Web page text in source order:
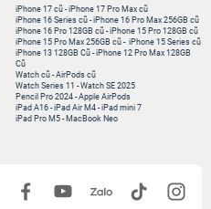
iPhone 17 cũ -iPhone 17 Pro Max cũ
iPhone 16 Series cũ - iPhone 16 Pro Max 256GB cũ
iPhone 16 Pro 128GB cũ -iPhone 15 Pro 128GB cũ
iPhone 15 Pro Max 256GB cũ - iPhone 15 Series cũ
iPhone 13 128GB Cũ -iPhone 12 Pro Max 128GB
Cũ
Watch cũ -AirPods cũ
Watch Series 11 -Watch SE 2025
Pencil Pro 2024 -Apple AirPods
iPad A16 -iPad Air M4 -iPad mini 7
iPad Pro M5 - MacBook Neo